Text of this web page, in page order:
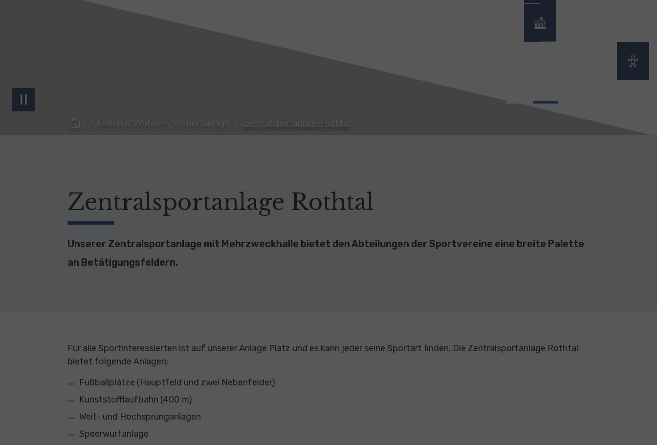
You are here:Leben & Wohnen Sportanlage Zentralsportanlage Rothtal
Zentralsportanlage Rothtal
Unserer Zentralsportanlage mit Mehrzweckhalle bietet den Abteilungen der Sportvereine eine breite Palette
an Betätigungsfeldern.
Für alle Sportinteressierten ist auf unserer Anlage Platz und es kann jeder seine Sportart finden. Die Zentralsportanlage Rothtal
bietet folgende Anlagen:
Fußballplätze (Hauptfeld und zwei Nebenfelder)
Kunststofflaufbahn (400 m)
Weit- und Hochsprunganlagen
Speerwurfanlage